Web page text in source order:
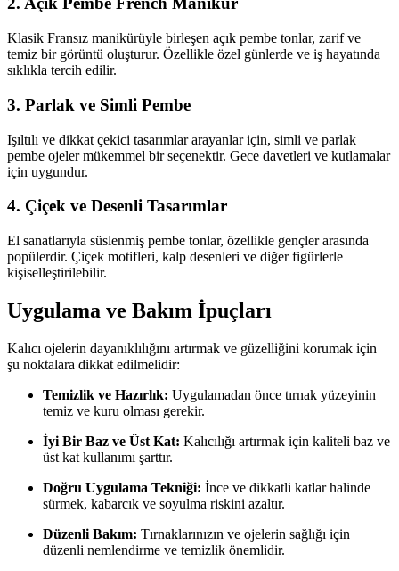
Klasik Fransız manikürüyle birleşen açık pembe tonlar, zarif ve
temiz bir görüntü oluşturur. Özellikle özel günlerde ve iş hayatında
sıklıkla tercih edilir.
3. Parlak ve Simli Pembe
Işıltılı ve dikkat çekici tasarımlar arayanlar için, simli ve parlak
pembe ojeler mükemmel bir seçenektir. Gece davetleri ve kutlamalar
için uygundur.
4. Çiçek ve Desenli Tasarımlar
El sanatlarıyla süslenmiş pembe tonlar, özellikle gençler arasında
popülerdir. Çiçek motifleri, kalp desenleri ve diğer figürlerle
kişiselleştirilebilir.
Uygulama ve Bakım İpuçları
Kalıcı ojelerin dayanıklılığını artırmak ve güzelliğini korumak için
şu noktalara dikkat edilmelidir:
Temizlik ve Hazırlık: Uygulamadan önce tırnak yüzeyinin
temiz ve kuru olması gerekir.
İyi Bir Baz ve Üst Kat: Kalıcılığı artırmak için kaliteli baz ve
üst kat kullanımı şarttır.
Doğru Uygulama Tekniği: İnce ve dikkatli katlar halinde
sürmek, kabarcık ve soyulma riskini azaltır.
Düzenli Bakım: Tırnaklarınızın ve ojelerin sağlığı için
düzenli nemlendirme ve temizlik önemlidir.